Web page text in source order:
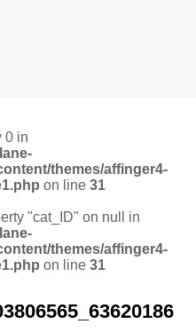
0 in
themes/affinger4-
on line 31
"cat_ID" on null in
themes/affinger4-
on line 31